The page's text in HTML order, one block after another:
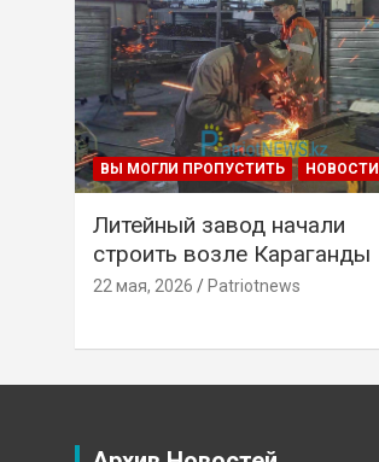
ВЫ МОГЛИ ПРОПУСТИТЬ НОВОСТИ
Литейный завод начали
строить возле Караганды
22 мая, 2026 Patriotnews